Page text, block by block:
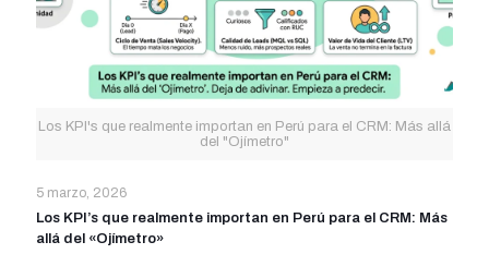
Los KPI's que realmente importan en Perú para el CRM: Más allá
del "Ojímetro"
5 marzo, 2026
Los KPI’s que realmente importan en Perú para el CRM: Más
allá del «Ojímetro»